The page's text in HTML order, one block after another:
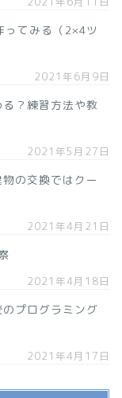
ってみる（2×4ツ
2021年6月9日
？練習方法や教
2021年5月27日
の交換ではクー
2021年4月21日
2021年4月18日
プログラミング
2021年4月17日